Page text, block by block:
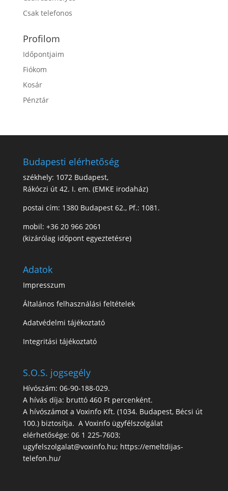
Csak telefonos
Profilom
Időpontjaim
Fiókom
Kosár
Pénztár
Budapesti elérhetőség
székhely: 1072 Budapest,
Rákóczi út 42. I. em. (EMKE irodaház)
postai cím: 1380 Budapest 62., Pf.: 1081.
mobil: +36 20 966 2061
(kizárólag időpont egyeztetésre)
Adatok
Impresszum
Általános felhasználási feltételek
Adatvédelmi tájékoztató
Integritási tájékoztató
S.O.S. jogsegély
Hívószám: 06-90-188-029.
A hívás díja: bruttó 460 Ft percenként.
A hívószámot a Voxinfo Kft. (1034. Budapest, Bécsi út
100.) biztosítja. A Voxinfo ügyfélszolgálat
elérhetősége: 06 1 225-7603;
ugyfelszolgalat@voxinfo.hu; https://emeltdijas-
telefon.hu/